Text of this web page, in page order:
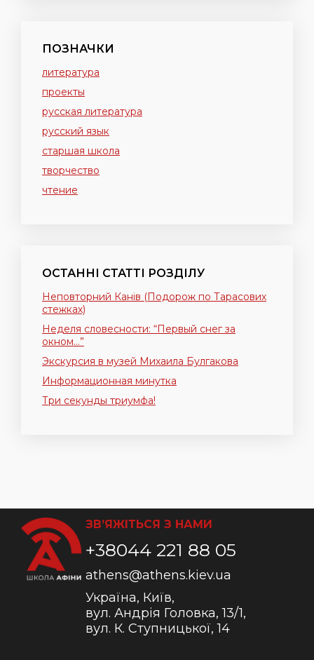
ПОЗНАЧКИ
литература
проекты
русская литература
русский язык
старшая школа
творчество
чтение
ОСТАННІ СТАТТІ РОЗДІЛУ
Неповторний Канів (Подорож по Тарасових
стежках)
Неделя словесности: “Первый снег за
окном…”
Экскурсия в музей Михаила Булгакова
Информационная минутка
Три секунды триумфа!
ЗВ’ЯЖІТЬСЯ З НАМИ
+38044 221 88 05
athens@athens.kiev.ua
Україна, Київ,
вул. Андрія Головка, 13/1,
вул. К. Ступницької, 14